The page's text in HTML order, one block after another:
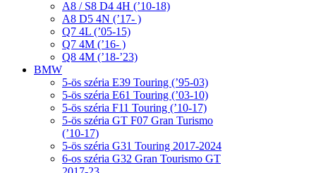
A8 / S8 D4 4H (’10-18)
A8 D5 4N (’17- )
Q7 4L (’05-15)
Q7 4M (’16- )
Q8 4M (’18-’23)
BMW
5-ös széria E39 Touring (’95-03)
5-ös széria E61 Touring (’03-10)
5-ös széria F11 Touring (’10-17)
5-ös széria GT F07 Gran Turismo
(’10-17)
5-ös széria G31 Touring 2017-2024
6-os széria G32 Gran Tourismo GT